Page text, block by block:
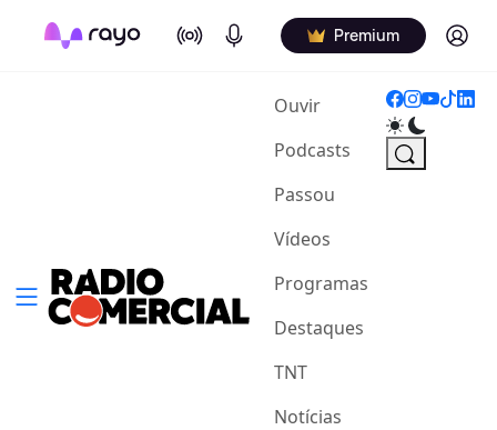
On Air Podcasts Premium Log in
Ouvir(current)
Podcasts
Passou
Vídeos
Programas
Destaques
TNT
Notícias